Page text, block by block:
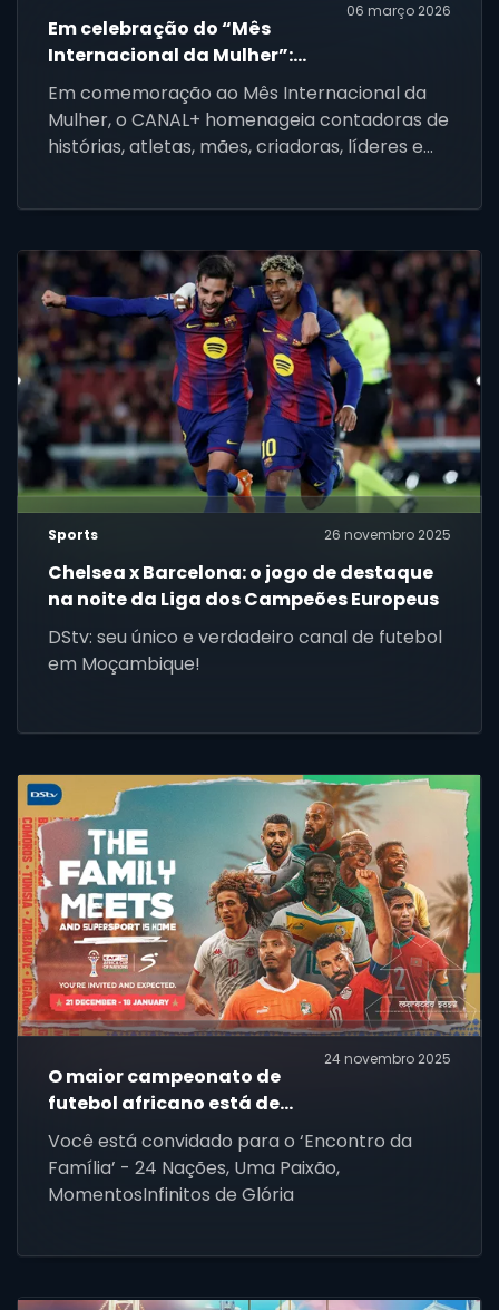
06 março 2026
Em celebração do “Mês
Internacional da Mulher”:
CANAL+ e MultiChoice
Moçambique homenageiam
as mulheres africanas
Em comemoração ao Mês Internacional da
Mulher, o CANAL+ homenageia contadoras de
histórias, atletas, mães, criadoras, líderes e
Sports 26 novembro 2025
Chelsea x Barcelona: o jogo de destaque
na noite da Liga dos Campeões Europeus
DStv: seu único e verdadeiro canal de futebol
em Moçambique!
24 novembro 2025
O maior campeonato de
futebol africano está de
volta!
Você está convidado para o ‘Encontro da
Família’ - 24 Nações, Uma Paixão,
MomentosInfinitos de Glória